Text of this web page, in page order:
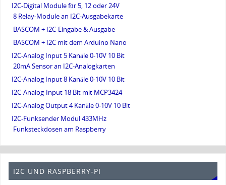
I2C-Digital Module für 5, 12 oder 24V
8 Relay-Module an I2C-Ausgabekarte
BASCOM + I2C-Eingabe & Ausgabe
BASCOM + I2C mit dem Arduino Nano
I2C-Analog Input 5 Kanäle 0-10V 10 Bit
20mA Sensor an I2C-Analogkarten
I2C-Analog Input 8 Kanäle 0-10V 10 Bit
I2C-Analog-Input 18 Bit mit MCP3424
I2C-Analog Output 4 Kanäle 0-10V 10 Bit
I2C-Funksender Modul 433MHz
Funksteckdosen am Raspberry
I2C UND RASPBERRY-PI